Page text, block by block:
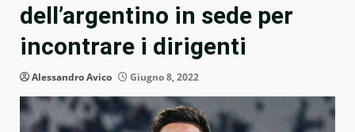
dell’argentino in sede per
incontrare i dirigenti
Alessandro Avico Giugno 8, 2022